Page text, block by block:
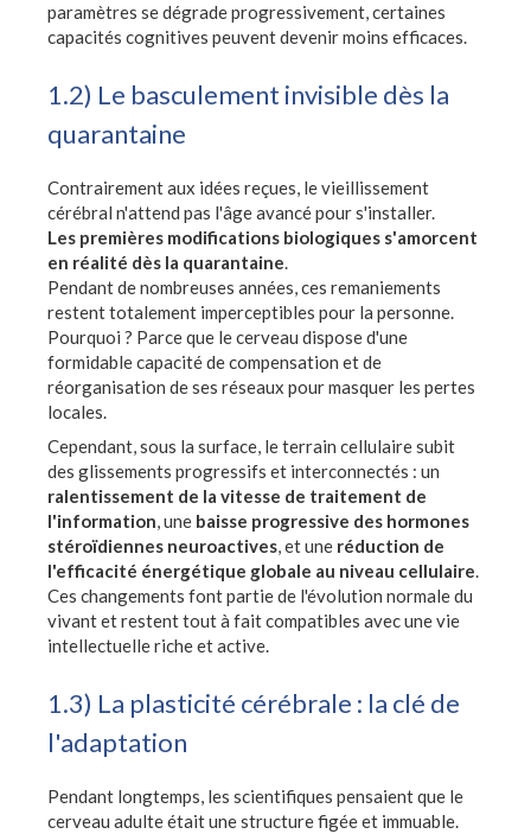
paramètres se dégrade progressivement, certaines
capacités cognitives peuvent devenir moins efficaces.
1.2) Le basculement invisible dès la
quarantaine
Contrairement aux idées reçues, le vieillissement
cérébral n'attend pas l'âge avancé pour s'installer.
Les premières modifications biologiques s'amorcent
en réalité dès la quarantaine.
Pendant de nombreuses années, ces remaniements
restent totalement imperceptibles pour la personne.
Pourquoi ? Parce que le cerveau dispose d'une
formidable capacité de compensation et de
réorganisation de ses réseaux pour masquer les pertes
locales.
Cependant, sous la surface, le terrain cellulaire subit
des glissements progressifs et interconnectés : un
ralentissement de la vitesse de traitement de
l'information, une baisse progressive des hormones
stéroïdiennes neuroactives, et une réduction de
l'efficacité énergétique globale au niveau cellulaire.
Ces changements font partie de l'évolution normale du
vivant et restent tout à fait compatibles avec une vie
intellectuelle riche et active.
1.3) La plasticité cérébrale : la clé de
l'adaptation
Pendant longtemps, les scientifiques pensaient que le
cerveau adulte était une structure figée et immuable.